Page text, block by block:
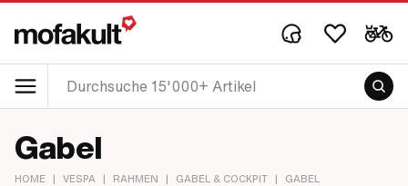
Gabel
HOME | VESPA | RAHMEN | GABEL & COCKPIT | GABEL